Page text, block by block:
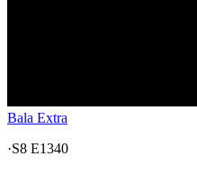
Bala Extra
·S8 E1340